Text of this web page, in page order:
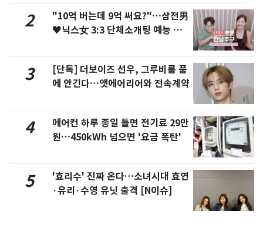
2
"10억 버는데 9억 써요?"…삼전男
♥닉스女 3:3 단체소개팅 예능 화
3
[단독] 더보이즈 선우, 그루비룸 품
에 안긴다…앳에어리어와 전속계약
4
에어컨 하루 종일 틀면 전기료 29만
원…450kWh 넘으면 '요금 폭탄'
5
'효리수' 진짜 온다…소녀시대 효연
·유리·수영 유닛 출격 [N이슈]